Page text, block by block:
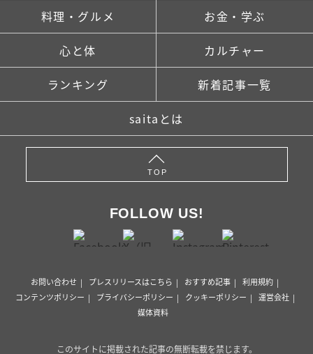
料理・グルメ お金・学ぶ
心と体 カルチャー
ランキング 新着記事一覧
saitaとは
TOP
FOLLOW US!
お問い合わせ プレスリリースはこちら おすすめ記事
利用規約
コンテンツポリシー
プライバシーポリシー クッキーポリシー
運営会社
媒体資料
このサイトに掲載された記事の無断転載を禁じます。